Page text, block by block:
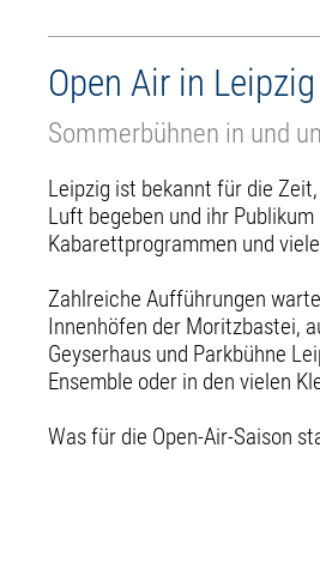
Open Air in Leipzig
Sommerbühnen in und
Leipzig ist bekannt für die
Luft begeben und ihr
Kabarettprogrammen und
Zahlreiche Aufführungen
Innenhöfen der Moritzbastei,
Geyserhaus und Parkbühne
Ensemble oder in den vielen
Was für die Open-Air-Saison